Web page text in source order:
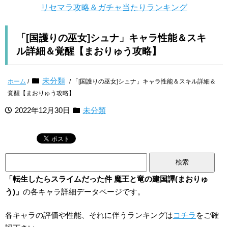
リセマラ攻略＆ガチャ当たりランキング
「[国護りの巫女]シュナ」キャラ性能＆スキ
ル詳細＆覚醒【まおりゅう攻略】
ホーム / 未分類 / 「[国護りの巫女]シュナ」キャラ性能＆スキル詳細＆
覚醒【まおりゅう攻略】
2022年12月30日 未分類
「転生したらスライムだった件 魔王と竜の建国譚(まおりゅ
う)」 の各キャラ詳細データページです。
各キャラの評価や性能、それに伴うランキングはコチラ をご確